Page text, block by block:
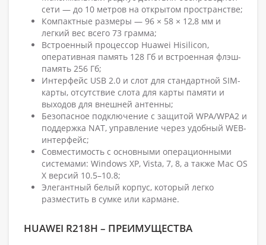
сети — до 10 метров на открытом пространстве;
Компактные размеры — 96 × 58 × 12,8 мм и
легкий вес всего 73 грамма;
Встроенный процессор Huawei Hisilicon,
оперативная память 128 Гб и встроенная флэш-
память 256 Гб;
Интерфейс USB 2.0 и слот для стандартной SIM-
карты, отсутствие слота для карты памяти и
выходов для внешней антенны;
Безопасное подключение с защитой WPA/WPA2 и
поддержка NAT, управление через удобный WEB-
интерфейс;
Совместимость с основными операционными
системами: Windows XP, Vista, 7, 8, а также Mac OS
X версий 10.5–10.8;
Элегантный белый корпус, который легко
разместить в сумке или кармане.
HUAWEI R218H – ПРЕИМУЩЕСТВА